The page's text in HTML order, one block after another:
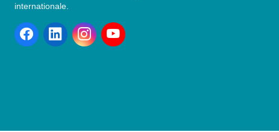
internationale.